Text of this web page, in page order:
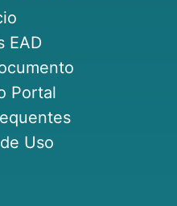
EAD
Portal
Uso